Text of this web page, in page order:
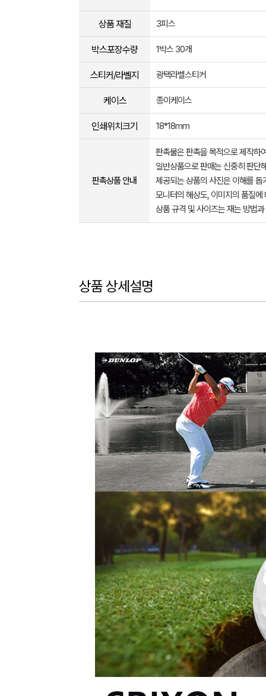
상품 재질 3피스
박스포장수량 1박스 30개
스티커/라벨지 광택라벨스티커
케이스 종이케이스
인쇄위치크기 18*18mm
판촉상품 안내
판촉물은 판촉을 목적으로 제작하
일반상품으로 판매는 신중히 판단
제공되는 상품의 사진은 이해를
모니터의 해상도, 이미지의 품질
상품 규격 및 사이즈는 재는 방법
상품 상세설명